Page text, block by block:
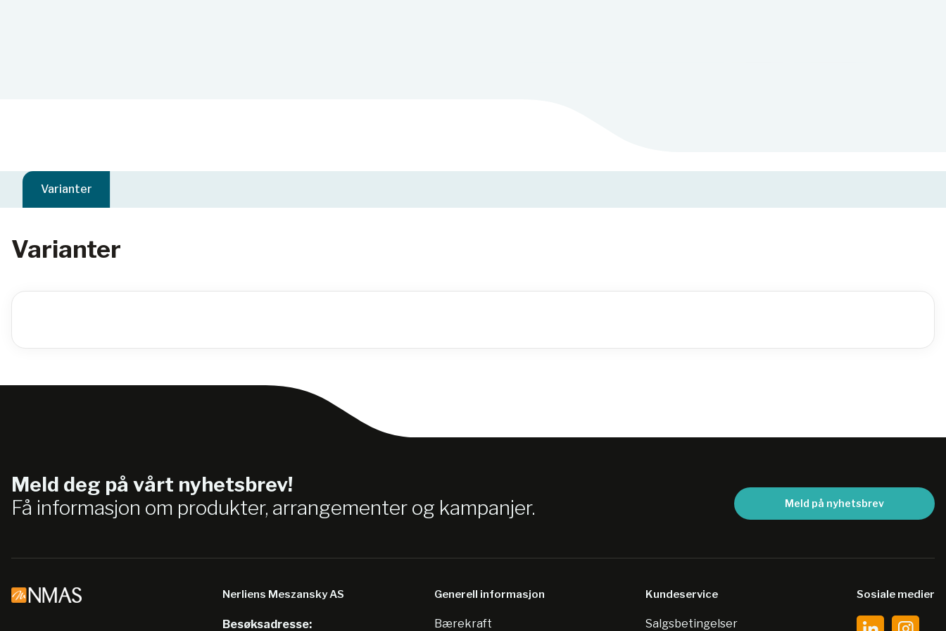
Varianter
Varianter
Meld deg på vårt nyhetsbrev!
Få informasjon om produkter, arrangementer og kampanjer.
Meld på nyhetsbrev
Nerliens Meszansky AS
Besøksadresse:
Generell informasjon
Bærekraft
Kundeservice
Salgsbetingelser
Sosiale medier